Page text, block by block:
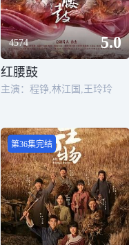
4574 5.0
红腰鼓
主演：程铮,林江国,王玲玲
第36集完结